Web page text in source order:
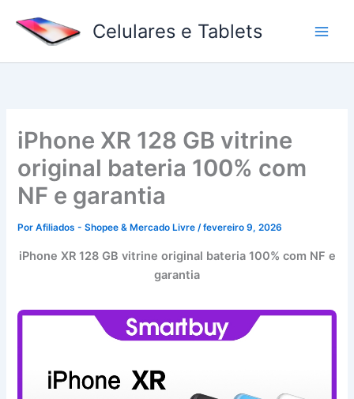
para
conteúdo
Celulares e Tablets
iPhone XR 128 GB vitrine
original bateria 100% com
NF e garantia
PorAfiliados - Shopee & Mercado Livre/fevereiro 9, 2026
iPhone XR 128 GB vitrine original bateria 100% com NF e
garantia